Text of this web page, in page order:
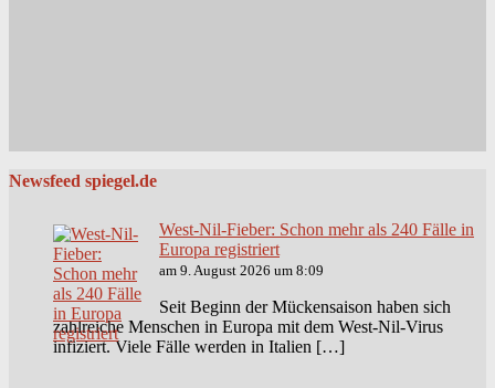
Newsfeed spiegel.de
West-Nil-Fieber: Schon mehr als 240 Fälle in
Europa registriert
am 9. August 2026 um 8:09
Seit Beginn der Mückensaison haben sich
zahlreiche Menschen in Europa mit dem West-Nil-Virus
infiziert. Viele Fälle werden in Italien […]